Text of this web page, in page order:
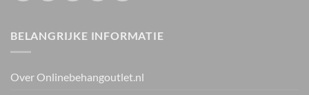
BELANGRIJKE INFORMATIE
Over Onlinebehangoutlet.nl